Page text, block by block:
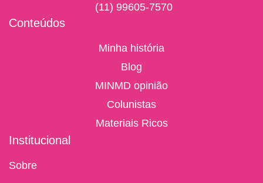
(11) 99605-7570
Conteúdos
Minha história
Blog
MINMD opinião
Colunistas
Materiais Ricos
Institucional
Sobre